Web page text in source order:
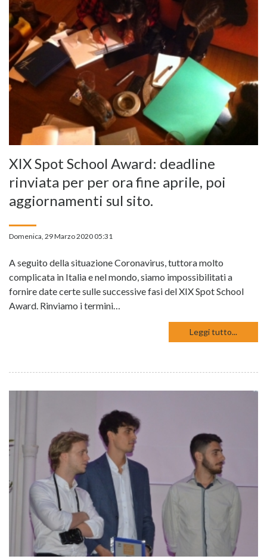
XIX Spot School Award: deadline
rinviata per per ora fine aprile, poi
aggiornamenti sul sito.
Domenica, 29 Marzo 2020 05:31
A seguito della situazione Coronavirus, tuttora molto
complicata in Italia e nel mondo, siamo impossibilitati a
fornire date certe sulle successive fasi del XIX Spot School
Award. Rinviamo i termini…
Leggi tutto...